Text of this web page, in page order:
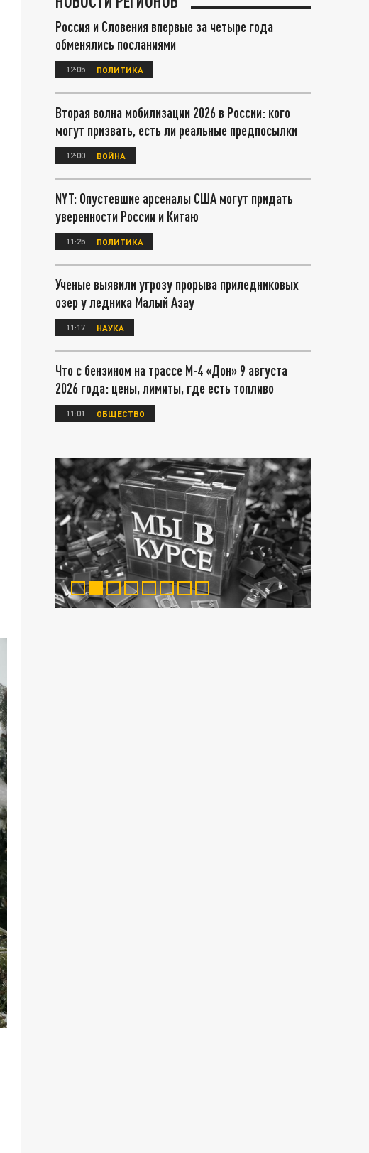
Россия и Словения впервые за четыре года
обменялись посланиями
12:05 ПОЛИТИКА
Вторая волна мобилизации 2026 в России: кого
могут призвать, есть ли реальные предпосылки
12:00 ВОЙНА
NYT: Опустевшие арсеналы США могут придать
уверенности России и Китаю
11:25 ПОЛИТИКА
Ученые выявили угрозу прорыва приледниковых
озер у ледника Малый Азау
11:17 НАУКА
Что с бензином на трассе М-4 «Дон» 9 августа
2026 года: цены, лимиты, где есть топливо
11:01 ОБЩЕСТВО